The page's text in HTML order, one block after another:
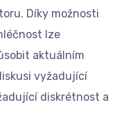
Díky možnosti
lze
aktuálním
vyžadující
diskrétnost a